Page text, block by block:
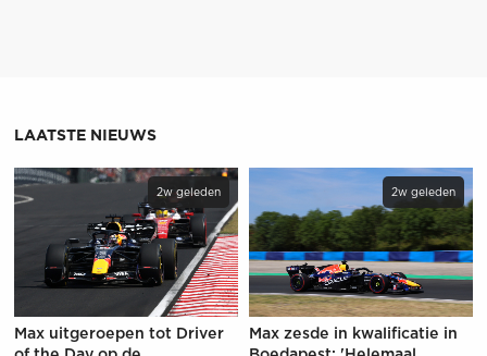
LAATSTE NIEUWS
2w geleden
Max uitgeroepen tot Driver
2w geleden
Max zesde in kwalificatie in